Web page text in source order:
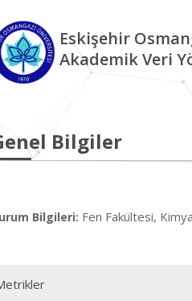
Eskişehir
Akademik Veri
Bilgiler
Bilgileri: Fen Fakültesi,